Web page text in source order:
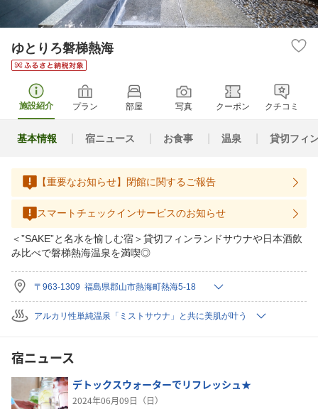
ゆとりろ磐梯熱海
施設紹介 プラン 部屋 写真 クーポン クチコミ
基本情報 宿ニュース お食事 温泉 貸切フィ
【重要なお知らせ】閉館に関するご報告
スマートチェックインサービスのお知らせ
＜”SAKE”と名水を愉しむ宿＞貸切フィンランドサウナや日本酒飲
み比べで磐梯熱海温泉を満喫◎
〒963-1309 福島県郡山市熱海町熱海5-18
アルカリ性単純温泉「ミストサウナ」と共に美肌が叶う
宿ニュース
デトックスウォーターでリフレッシュ★
2024年06月09日（日）